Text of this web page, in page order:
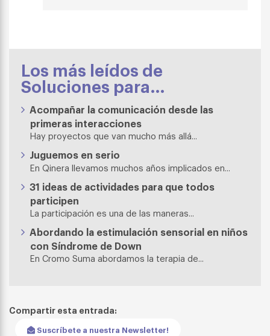
Los más leídos de
Soluciones para…
Acompañar la comunicación desde las
primeras interacciones
Hay proyectos que van mucho más allá...
Juguemos en serio
En Qinera llevamos muchos años implicados en...
31 ideas de actividades para que todos
participen
La participación es una de las maneras...
Abordando la estimulación sensorial en niños
con Síndrome de Down
En Cromo Suma abordamos la terapia de...
Compartir esta entrada:
Suscríbete a nuestra Newsletter!